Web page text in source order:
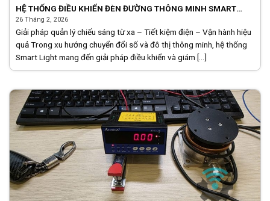
HỆ THỐNG ĐIỀU KHIỂN ĐÈN ĐƯỜNG THÔNG MINH SMART
LIGHT
26 Tháng 2, 2026
Giải pháp quản lý chiếu sáng từ xa – Tiết kiệm điện – Vận hành hiệu
quả Trong xu hướng chuyển đổi số và đô thị thông minh, hệ thống
Smart Light mang đến giải pháp điều khiển và giám [...]